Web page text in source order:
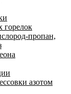
горелок
пропан,
азотом